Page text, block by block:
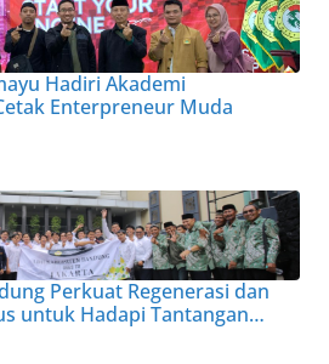
Hadiri Akademi
Enterpreneur Muda
Perkuat Regenerasi dan
untuk Hadapi Tantangan